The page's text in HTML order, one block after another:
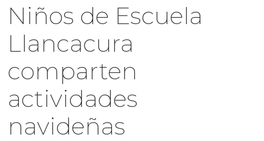
Niños de Escuela
Llancacura
comparten
actividades
navideñas